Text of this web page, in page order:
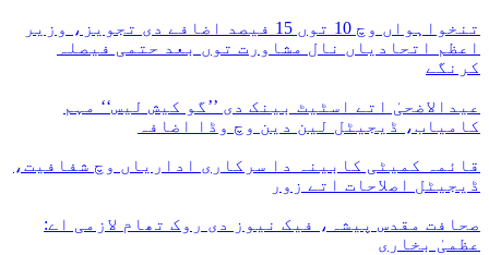
تنخواہواں وچ 10 توں 15 فیصد اضافے دی تجویز، وزیر
اعظم اتحادیاں نال مشاورت توں بعد حتمی فیصلہ
کرنگے
عیدالاضحیٰ اتے اسٹیٹ بینک دی ’’گو کیش لیس‘‘ مہم
کامیاب، ڈیجیٹل لین دین وچ وڈا اضافہ
قائمہ کمیٹی کابینہ دا سرکاری اداریاں وچ شفافیت،
ڈیجیٹل اصلاحات اتے زور
صحافت مقدس پیشہ، فیک نیوز دی روک تھام لازمی اے:
عظمیٰ بخاری